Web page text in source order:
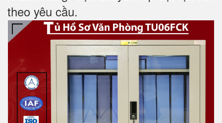
theo yêu cầu.